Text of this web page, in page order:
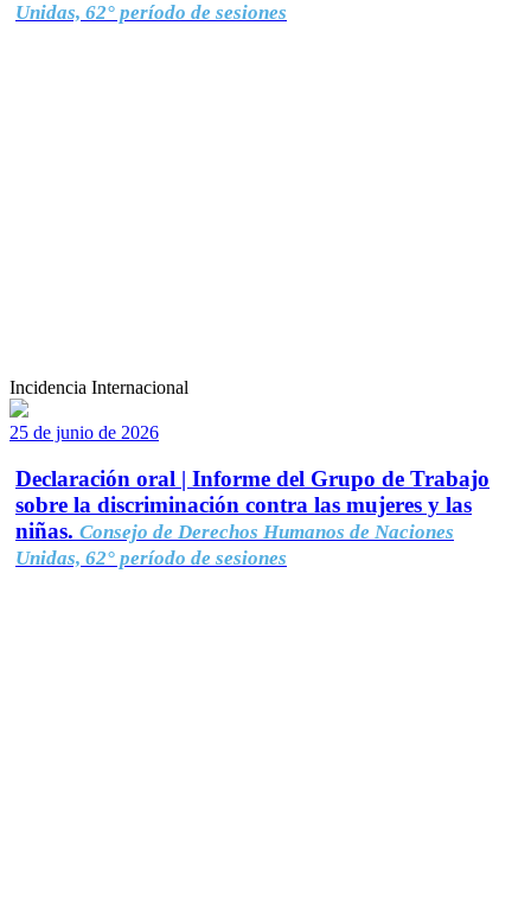
Unidas, 62° período de sesiones
Incidencia Internacional
25 de junio de 2026
Declaración oral | Informe del Grupo de Trabajo
sobre la discriminación contra las mujeres y las
niñas. Consejo de Derechos Humanos de Naciones
Unidas, 62° período de sesiones